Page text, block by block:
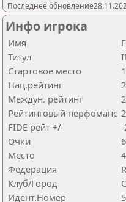
Последнее
Инфо игрока
Имя
Титул
Стартовое место
Нац.рейтинг
Междун. рейтинг
Рейтинговый перфоманс
FIDE рейт +/-
-
Очки
Место
Федерация
Клуб/Город
Идент.Номер